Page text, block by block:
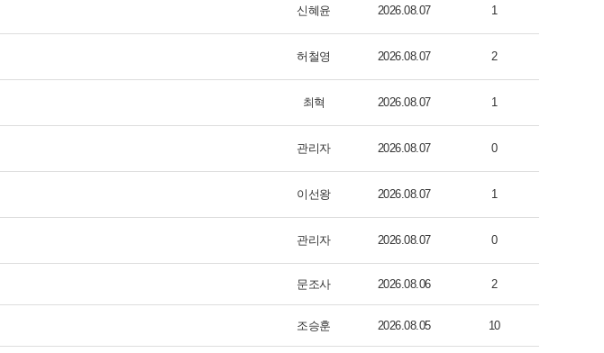
신혜윤 2026.08.07 1
허철영 2026.08.07 2
최혁 2026.08.07 1
관리자 2026.08.07 0
이선왕 2026.08.07 1
관리자 2026.08.07 0
문조사 2026.08.06 2
조승훈 2026.08.05 10